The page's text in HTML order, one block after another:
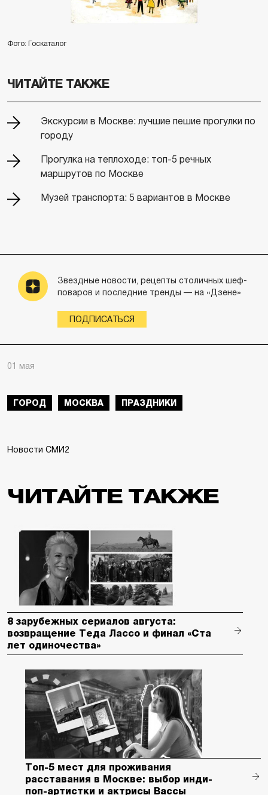
Фото: Госкаталог
ЧИТАЙТЕ ТАКЖЕ
Экскурсии в Москве: лучшие пешие прогулки по
городу
Прогулка на теплоходе: топ-5 речных
маршрутов по Москве
Музей транспорта: 5 вариантов в Москве
Звездные новости, рецепты столичных шеф-
поваров и последние тренды — на «Дзене»
ПОДПИСАТЬСЯ
01 мая
ГОРОД МОСКВА ПРАЗДНИКИ
Новости СМИ2
ЧИТАЙТЕ ТАКЖЕ
8 зарубежных сериалов августа:
возвращение Теда Лассо и финал «Ста
лет одиночества»
Топ-5 мест для проживания
расставания в Москве: выбор инди-
поп-артистки и актрисы Вассы